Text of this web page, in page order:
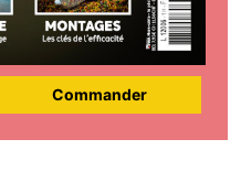
Commander